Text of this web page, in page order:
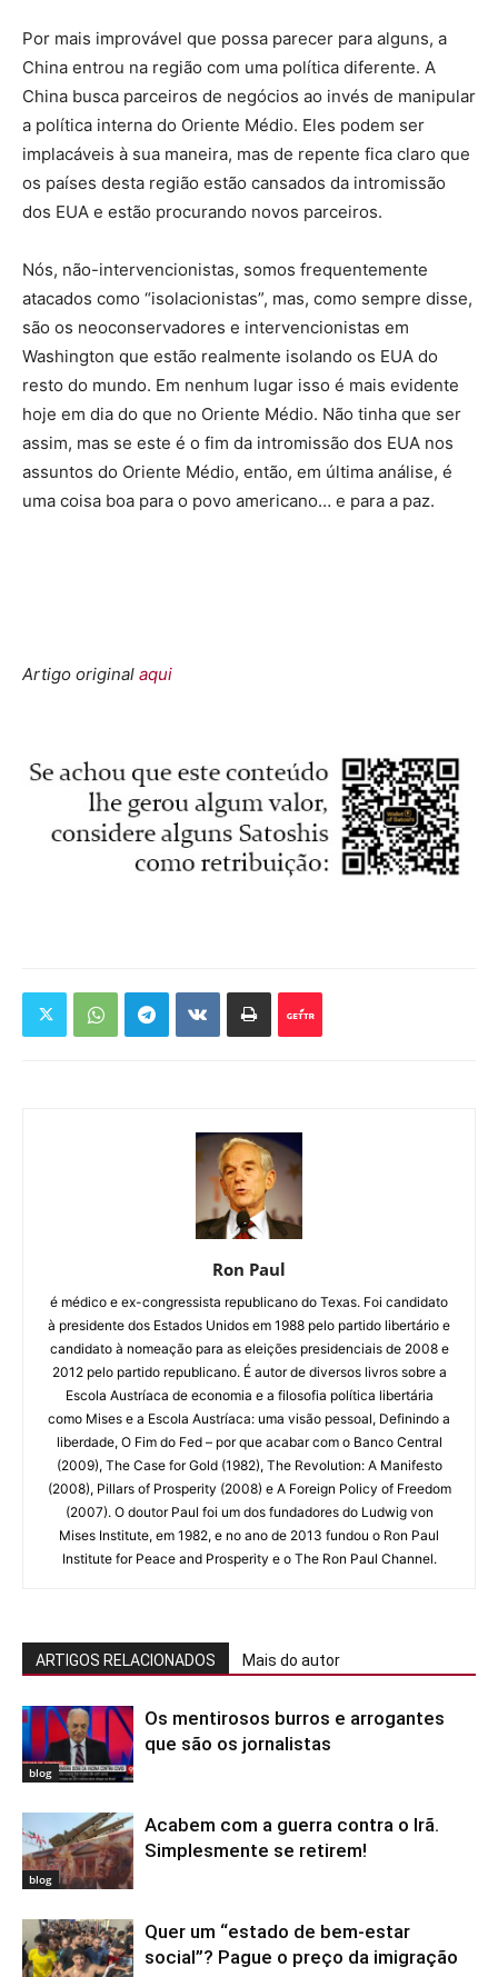
Por mais improvável que possa parecer para alguns, a
China entrou na região com uma política diferente. A
China busca parceiros de negócios ao invés de manipular
a política interna do Oriente Médio. Eles podem ser
implacáveis ​​à sua maneira, mas de repente fica claro que
os países desta região estão cansados ​​da intromissão
dos EUA e estão procurando novos parceiros.
Nós, não-intervencionistas, somos frequentemente
atacados como “isolacionistas”, mas, como sempre disse,
são os neoconservadores e intervencionistas em
Washington que estão realmente isolando os EUA do
resto do mundo. Em nenhum lugar isso é mais evidente
hoje em dia do que no Oriente Médio. Não tinha que ser
assim, mas se este é o fim da intromissão dos EUA nos
assuntos do Oriente Médio, então, em última análise, é
uma coisa boa para o povo americano… e para a paz.
Artigo original aqui
Ron Paul
é médico e ex-congressista republicano do Texas. Foi candidato
à presidente dos Estados Unidos em 1988 pelo partido libertário e
candidato à nomeação para as eleições presidenciais de 2008 e
2012 pelo partido republicano. É autor de diversos livros sobre a
Escola Austríaca de economia e a filosofia política libertária
como Mises e a Escola Austríaca: uma visão pessoal, Definindo a
liberdade, O Fim do Fed – por que acabar com o Banco Central
(2009), The Case for Gold (1982), The Revolution: A Manifesto
(2008), Pillars of Prosperity (2008) e A Foreign Policy of Freedom
(2007). O doutor Paul foi um dos fundadores do Ludwig von
Mises Institute, em 1982, e no ano de 2013 fundou o Ron Paul
Institute for Peace and Prosperity e o The Ron Paul Channel.
ARTIGOS RELACIONADOS Mais do autor
blog
Os mentirosos burros e arrogantes
que são os jornalistas
blog
Acabem com a guerra contra o Irã.
Simplesmente se retirem!
Quer um “estado de bem-estar
social”? Pague o preço da imigração